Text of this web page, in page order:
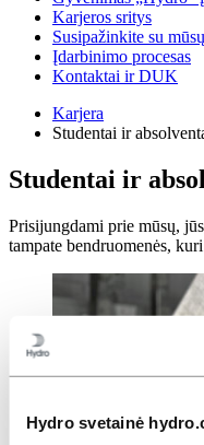
Hydro svetainė
Karjeros sritys
Susipažinkite su
Įdarbinimo procesas
Kontaktai ir DUK
Karjera
Studentai ir
Studentai ir
Prisijungdami prie mūsų,
tampate bendruomenės,